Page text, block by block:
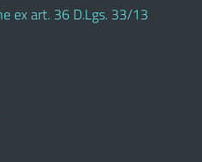
ex art. 36 D.Lgs. 33/13